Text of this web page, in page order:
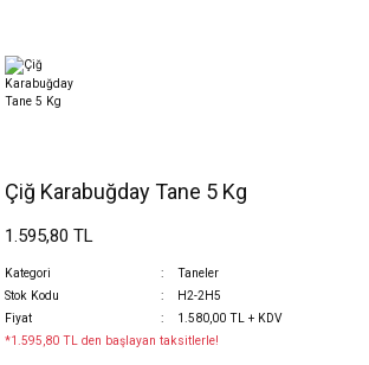
Çiğ Karabuğday Tane 5 Kg
1.595,80 TL
Kategori
Taneler
Stok Kodu
H2-2H5
Fiyat
1.580,00 TL + KDV
*1.595,80 TL den başlayan taksitlerle!